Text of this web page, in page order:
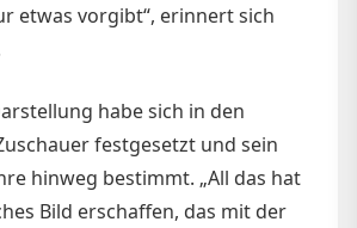
etwas vorgibt“, erinnert sich
habe sich in den
festgesetzt und sein
hinweg bestimmt. „All das hat
Bild erschaffen, das mit der